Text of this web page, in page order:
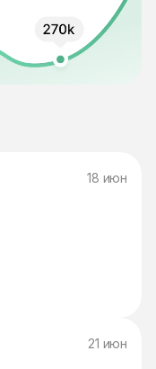
18 июн
21 июн